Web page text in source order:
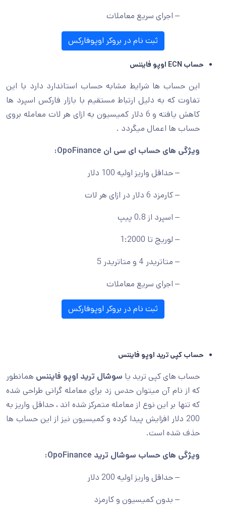
– اجرای سریع معاملات
ثبت نام در بروکر اوپوفارکس
حسابECNاوپو فایننس
این حساب ها شرایط مشابه حساب استاندارد دارد با این
تفاوت که به دلیل ارتباط مستقیم با بازار فارکس اسپرد ها
کاهش یافته و 6 دلار کمیسیون به ازای هر لات معامله بروی
حساب ها اعمال میگردد .
ویژگی های حساب ای سی ان OpoFinance:
– حداقل واریز اولیه 100 دلار
– کارمزد 6 دلار در ازای هر لات
– اسپرد از 0.8 پیپ
– لوریج تا 1:2000
– متاتریدر 4 و متاتریدر 5
– اجرای سریع معاملات
ثبت نام در بروکر اوپوفارکس
حساب کپی ترید اوپو فایننس
حساب های کپی ترید یاسوشال ترید اوپو فایننسهمانطور
که از نام آن میتوان حدس زد برای معامله گرانی طراحی شده
که تنها بر این نوع از معامله متمرکز شده اند ، حداقل واریز به
200 دلار افزایش پیدا کرده و کمیسیون نیز از این حساب ها
حذف شده است.
ویژگی های حساب سوشال ترید OpoFinance:
– حداقل واریز اولیه 200 دلار
– بدون کمیسیون و کارمزد